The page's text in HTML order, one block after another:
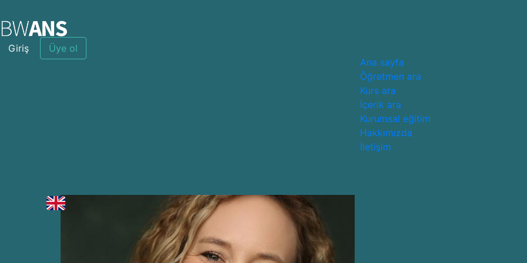
Giriş
Üye ol
Ana sayfa
Öğretmen ara
Kurs ara
İçerik ara
Kurumsal eğitim
Hakkımızda
İletişim